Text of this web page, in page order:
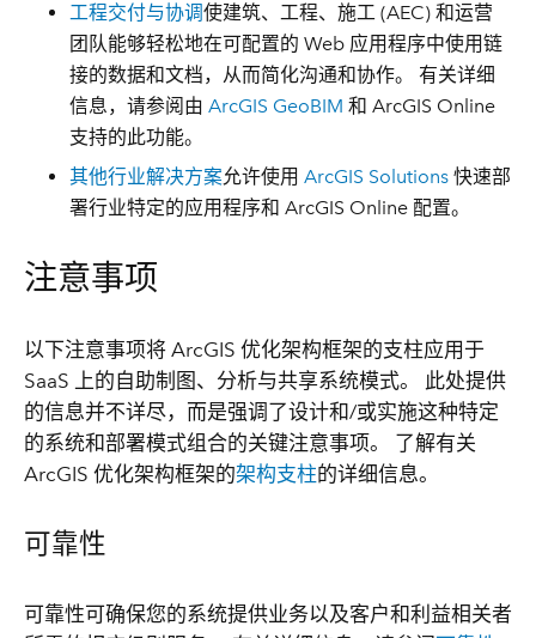
工程交付与协调使建筑、工程、施工 (AEC) 和运营
团队能够轻松地在可配置的 Web 应用程序中使用链
接的数据和文档，从而简化沟通和协作。 有关详细
信息，请参阅由ArcGIS GeoBIM 和 ArcGIS Online
支持的此功能。
其他行业解决方案允许使用ArcGIS Solutions 快速部
署行业特定的应用程序和 ArcGIS Online 配置。
注意事项
以下注意事项将 ArcGIS 优化架构框架的支柱应用于
SaaS 上的自助制图、分析与共享系统模式。 此处提供
的信息并不详尽，而是强调了设计和/或实施这种特定
的系统和部署模式组合的关键注意事项。 了解有关
ArcGIS 优化架构框架的架构支柱的详细信息。
可靠性
可靠性可确保您的系统提供业务以及客户和利益相关者